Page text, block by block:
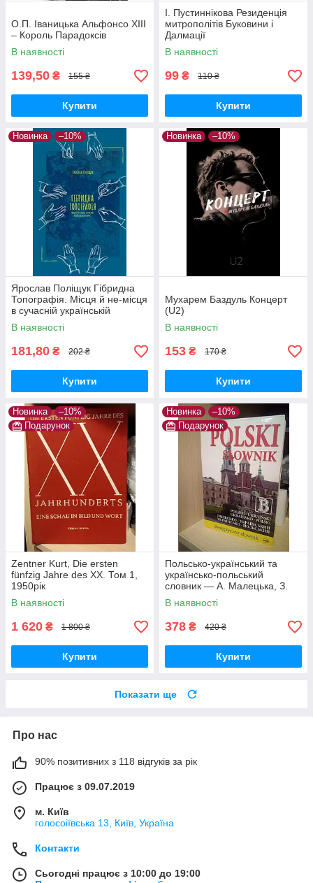
О.П. Іваницька Альфонсо ХІІІ
– Король Парадоксів
В наявності
139,50 ₴ 155 ₴
Купити
І. Пустиннікова Резиденція
митрополітів Буковини і
Далмації
В наявності
99 ₴ 110 ₴
Купити
Новинка –10%
Ярослав Поліщук Гібридна
Топографія. Місця й не-місця
в сучасній українській
літературі
В наявності
181,80 ₴ 202 ₴
Купити
Новинка –10%
Мухарем Баздуль Концерт
(U2)
В наявності
153 ₴ 170 ₴
Купити
Новинка
–10%
Подарунок
Zentner Kurt, Die ersten
fünfzig Jahre des XX. Том 1,
1950рік
В наявності
1 620 ₴ 1 800 ₴
Купити
Новинка
–10%
Подарунок
Польсько-український та
українсько-польський
словник — А. Малецька, З.
Ландовські (100 000 слів,
Тверда обкладинка)
В наявності
378 ₴ 420 ₴
Купити
Показати ще
Про нас
90% позитивних з 118 відгуків за рік
Працює з 09.07.2019
м. Київ
голосоіївська 13, Київ, Україна
Контакти
Сьогодні працює з 10:00 до 19:00